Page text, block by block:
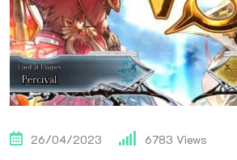
26/04/2023 6783 Views